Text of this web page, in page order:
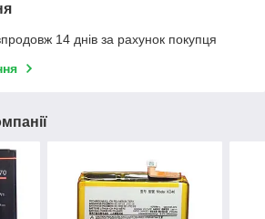
14 днів за рахунок покупця